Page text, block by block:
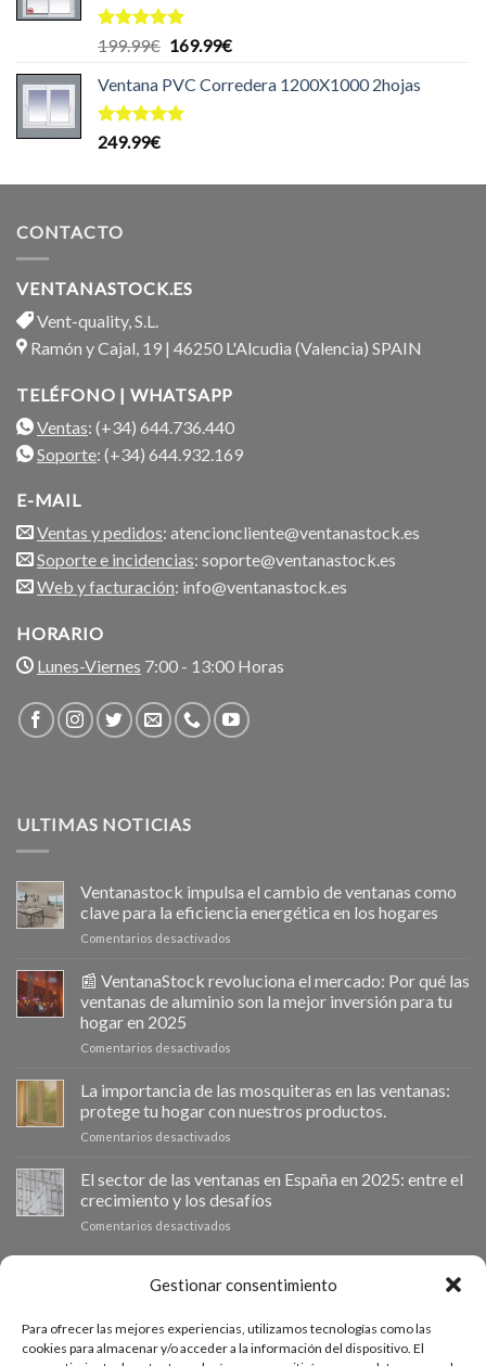
Gestionar consentimiento
Para ofrecer las mejores experiencias, utilizamos tecnologías como las
cookies para almacenar y/o acceder a la información del dispositivo. El
Valorado
de 5
199.99€ El
original
era:
169.99€El
actual
Ventana PVC Corredera 1200X1000 2hojas
Valorado
249.99€
CONTACTO
VENTANASTOCK.ES
Vent-quality, S.L.
Ramón y Cajal, 19 | 46250 L'Alcudia (Valencia) SPAIN
TELÉFONO | WHATSAPP
Ventas: (+34) 644.736.440
Soporte: (+34) 644.932.169
E-MAIL
Ventas y pedidos: atencioncliente@ventanastock.es
Soporte e incidencias: soporte@ventanastock.es
Web y facturación: info@ventanastock.es
HORARIO
Lunes-Viernes 7:00 - 13:00 Horas
ULTIMAS NOTICIAS
Ventanastock impulsa el cambio de ventanas como
clave para la eficiencia energética en los hogares
Comentarios desactivados
impulsa
el
cambio
la
en
los
📰 VentanaStock revoluciona el mercado: Por qué las
ventanas de aluminio son la mejor inversión para tu
hogar en 2025
Comentarios desactivados
VentanaStock
revoluciona
el
qué
las
la
inversión
para
La importancia de las mosquiteras en las ventanas:
protege tu hogar con nuestros productos.
Comentarios desactivados
importancia
de
las
ventanas:
hogar
con
El sector de las ventanas en España en 2025: entre el
crecimiento y los desafíos
Comentarios desactivados
de
en
España
PRESUPUESTO A MEDIDA
Si necesitas ventanas de otras medidas puedes solicitar un